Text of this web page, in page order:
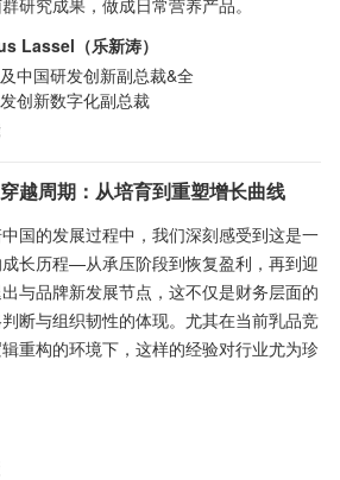
研究成果，做成日常营养产品。
Lassel（乐新涛）
中国研发创新副总裁&全
创新数字化副总裁
穿越周期：从培育到重塑增长曲线
国的发展过程中，我们深刻感受到这是一
长历程—从承压阶段到恢复盈利，再到迎
与品牌新发展节点，这不仅是财务层面的
断与组织韧性的体现。尤其在当前乳品竞
重构的环境下，这样的经验对行业尤为珍